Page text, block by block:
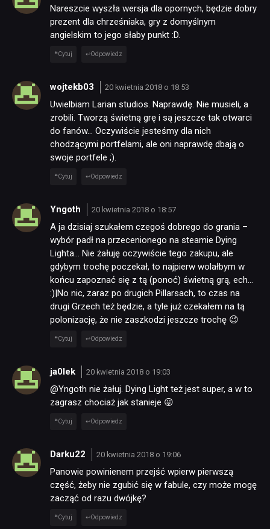
PUBLICYSTYKA
KULTURA
RETRO
TECHNOLOGIE
DYSKUSJE
SKLEP
Nareszcie wyszła wersja dla opornych, będzie dobry
prezent dla chrześniaka, gry z domyślnym
angielskim to jego słaby punkt :D.
Cytuj Odpowiedz
wojtekb03 20 kwietnia 2018 o 18:53
Uwielbiam Larian studios. Naprawdę. Nie musieli, a
zrobili. Tworzą świetną grę i są jeszcze tak otwarci
do fanów… Oczywiście jesteśmy dla nich
chodzącymi portfelami, ale oni naprawdę dbają o
swoje portfele ;).
Cytuj Odpowiedz
Yngoth 20 kwietnia 2018 o 18:57
A ja dzisiaj szukałem czegoś dobrego do grania –
wybór padł na przecenionego na steamie Dying
Lighta… Nie żałuję oczywiście tego zakupu, ale
gdybym trochę poczekał, to najpierw wolałbym w
końcu zapoznać się z tą (ponoć) świetną grą, ech…
:)|No nic, zaraz po drugich Pillarsach, to czas na
drugi Grzech też będzie, a tyle już czekałem na tą
polonizację, że nie zaszkodzi jeszcze trochę 😉
Cytuj Odpowiedz
ja0lek 20 kwietnia 2018 o 19:03
@Yngoth nie żałuj. Dying Light też jest super, a w to
zagrasz chociaż jak stanieje 😛
Cytuj Odpowiedz
Darku22 20 kwietnia 2018 o 19:06
Panowie powinienem przejść wpierw pierwszą
część, żeby nie zgubić się w fabule, czy może mogę
zacząć od razu dwójkę?
Cytuj Odpowiedz